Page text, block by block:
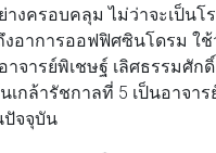
งครอบคลุม ไม่ว่าจะเป็นโ
อาการออฟฟิศซินโดรม ใ
จารย์พิเชษฐ์ เลิศธรรมศัก
ล้ารัชกาลที่ 5 เป็นอาจา
จจุบัน